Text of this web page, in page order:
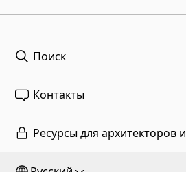
Поиск
Контакты
Ресурсы для архитекторов